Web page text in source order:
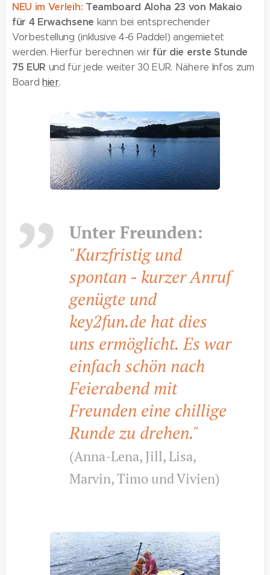
NEU im Verleih: Teamboard Aloha 23 von Makaio
für 4 Erwachsene kann bei entsprechender
Vorbestellung (inklusive 4-6 Paddel) angemietet
werden. Hierfür berechnen wir für die erste Stunde
75 EUR und für jede weiter 30 EUR. Nähere Infos zum
Boardhier.
Unter Freunden:
"Kurzfristig und
spontan - kurzer Anruf
genügte und
key2fun.de hat dies
uns ermöglicht. Es war
einfach schön nach
Feierabend mit
Freunden eine chillige
Runde zu drehen."
(Anna-Lena, Jill, Lisa,
Marvin, Timo und Vivien)